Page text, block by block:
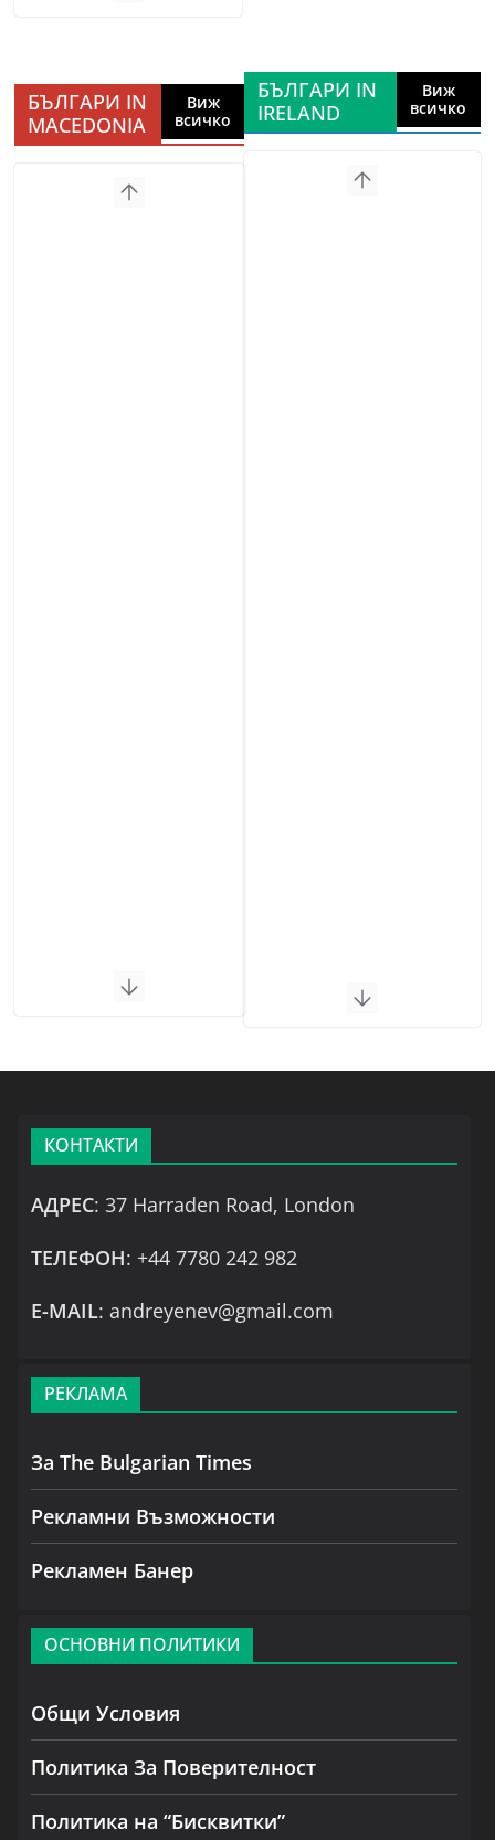
БЪЛГАРИ IN
MACEDONIA
Виж
всичко
БЪЛГАРИ IN
IRELAND
Виж
всичко
КОНТАКТИ
АДРЕС: 37 Harraden Road, London
ТЕЛЕФОН: +44 7780 242 982
Е-MAIL: andreyenev@gmail.com
РЕКЛАМА
За The Bulgarian Times
Рекламни Възможности
Рекламен Банер
ОСНОВНИ ПОЛИТИКИ
Общи Условия
Политика За Поверителност
Политика на “Бисквитки”